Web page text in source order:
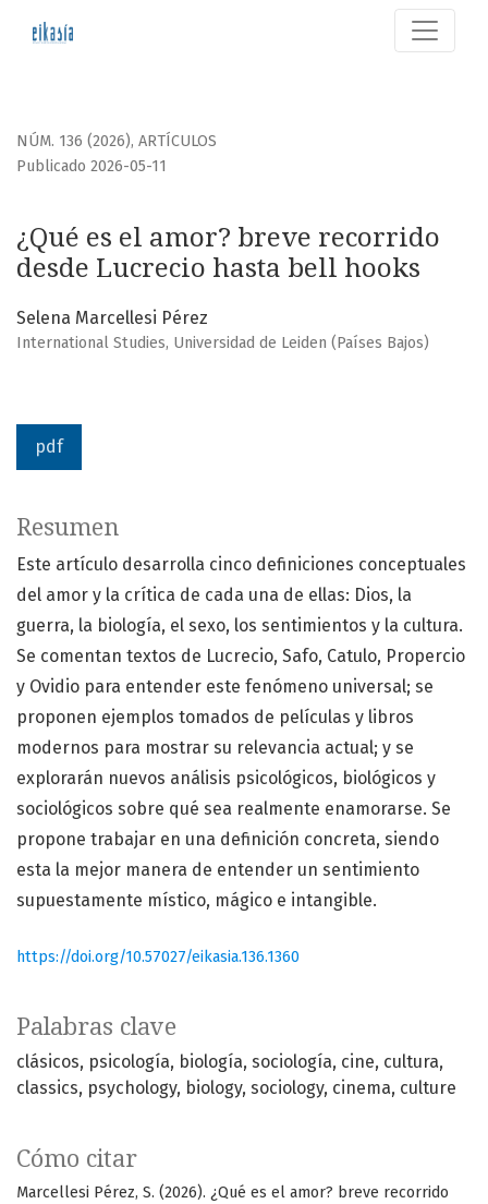
NÚM. 136 (2026), ARTÍCULOS
¿Qué es el amor? breve recorrido
desde Lucrecio hasta bell hooks
Publicado 2026-05-11
Selena Marcellesi Pérez
International Studies, Universidad de Leiden (Países Bajos)
pdf
Palabras clave
clásicos psicología biología sociología cine cultura
classics psychology biology sociology cinema culture
Cómo citar
Marcellesi Pérez, S. (2026). ¿Qué es el amor? breve recorrido
Resumen
Este artículo desarrolla cinco definiciones conceptuales
del amor y la crítica de cada una de ellas: Dios, la
guerra, la biología, el sexo, los sentimientos y la cultura.
Se comentan textos de Lucrecio, Safo, Catulo, Propercio
y Ovidio para entender este fenómeno universal; se
proponen ejemplos tomados de películas y libros
modernos para mostrar su relevancia actual; y se
explorarán nuevos análisis psicológicos, biológicos y
sociológicos sobre qué sea realmente enamorarse. Se
propone trabajar en una definición concreta, siendo
esta la mejor manera de entender un sentimiento
supuestamente místico, mágico e intangible.
https://doi.org/10.57027/eikasia.136.1360